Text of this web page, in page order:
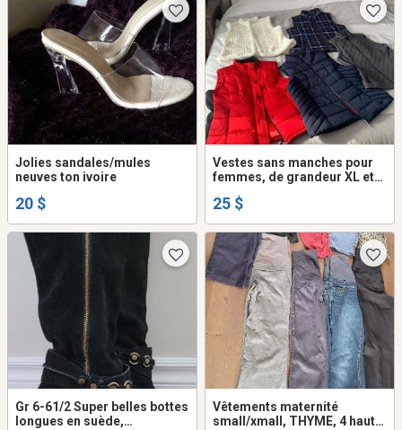
Jolies sandales/mules
neuves ton ivoire
20 $
Vestes sans manches pour
femmes, de grandeur XL et
25 $
Gr 6-61/2 Super belles bottes
longues en suède,
Vêtements maternité
small/xmall, THYME, 4 hauts,